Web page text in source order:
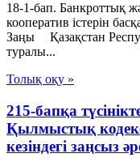
18-1-бап. Банкроттық
кооператив iстерiн
Заңы Қазақстан
туралы...
Толық оқу »
215-бапқа
Қылмыстық
кезіндегі заңсыз